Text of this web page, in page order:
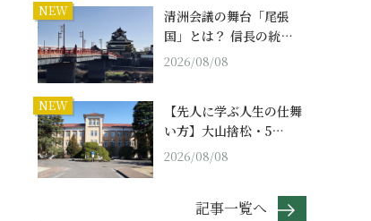
NEW
清洲会議の舞台「尾張
国」とは？ 信長の統…
2026/08/08
NEW
【先人に学ぶ人生の仕舞
い方】大山捨松・5…
2026/08/08
記事一覧へ